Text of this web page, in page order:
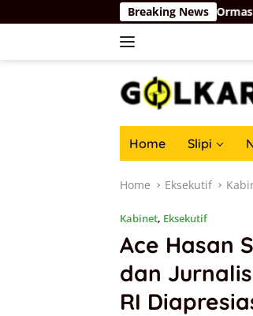
to
Breaking News
Basri Baco Ajak Ormas Partai
Home Slipi
Home Eksekutif
Kabinet, Eksekutif
Ace Hasan
dan
RI